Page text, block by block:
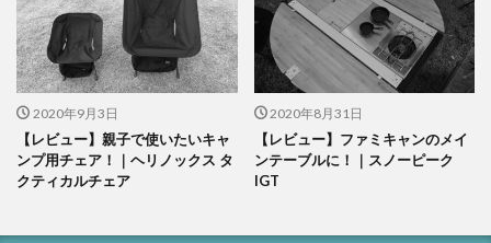
2020年9月3日
【レビュー】親子で使いたいキャ
ンプ用チェア！｜ヘリノックス タ
クティカルチェア
2020年8月31日
【レビュー】ファミキャンのメイ
ンテーブルに！｜スノーピーク
IGT